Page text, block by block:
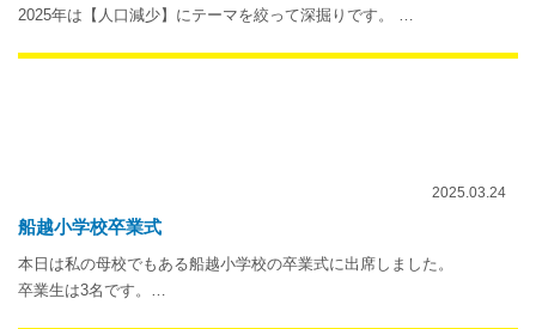
2025年は【人口減少】にテーマを絞って深掘りです。 …
2025.03.24
船越小学校卒業式
本日は私の母校でもある船越小学校の卒業式に出席しました。
卒業生は3名です。…